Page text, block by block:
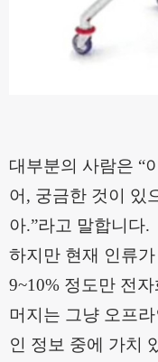
대부분의 사람은 “
어 , 궁금한 것이 있
아.”라고 말합니다.
하지만 현재 인류
9~10% 정도만 전자
머지는 그냥 오프
인 정보 중에 가치